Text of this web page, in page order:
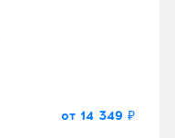
от 14 349 ₽